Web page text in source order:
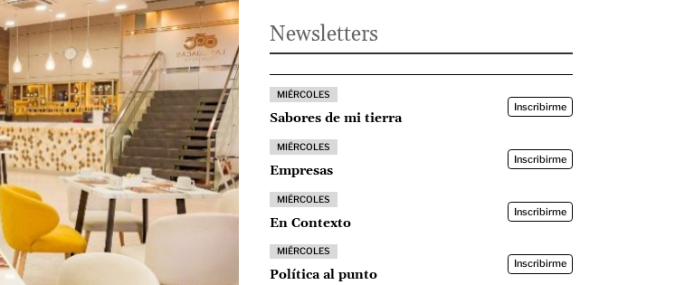
Newsletters
MIÉRCOLES
Sabores de mi tierra
Inscribirme
MIÉRCOLES
Empresas
Inscribirme
MIÉRCOLES
En Contexto
Inscribirme
MIÉRCOLES
Política al punto
Inscribirme